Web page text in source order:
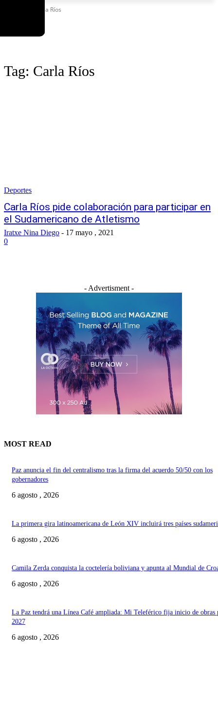
Carla Ríos
Tag: Carla Ríos
Deportes
Carla Ríos pide colaboración para participar en
el Sudamericano de Atletismo
Iratxe Nina Diego - 17 mayo , 2021
0
- Advertisment -
MOST READ
Paz anuncia el fin del centralismo tras la firma del acuerdo 50/50 con los
gobernadores
6 agosto , 2026
La primera gira latinoamericana de León XIV incluirá tres países
6 agosto , 2026
Camila Zerda conquista la coctelería boliviana y apunta al Mundial de
6 agosto , 2026
La Paz tendrá una Línea Café ampliada: Mi Teleférico fija inicio de obras
2027
6 agosto , 2026